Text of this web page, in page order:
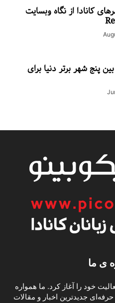
کانادا از نگاه وبسایت
پنج شهر برتر دنیا برای
ی ما
در ابتدای سال ۲۰۱۶ فعالیت خود را آغاز کرد. ما همواره
جدیدترین اخبار و مقالات